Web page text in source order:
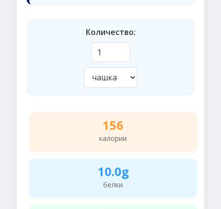
Количество:
156
калории
10.0g
белки